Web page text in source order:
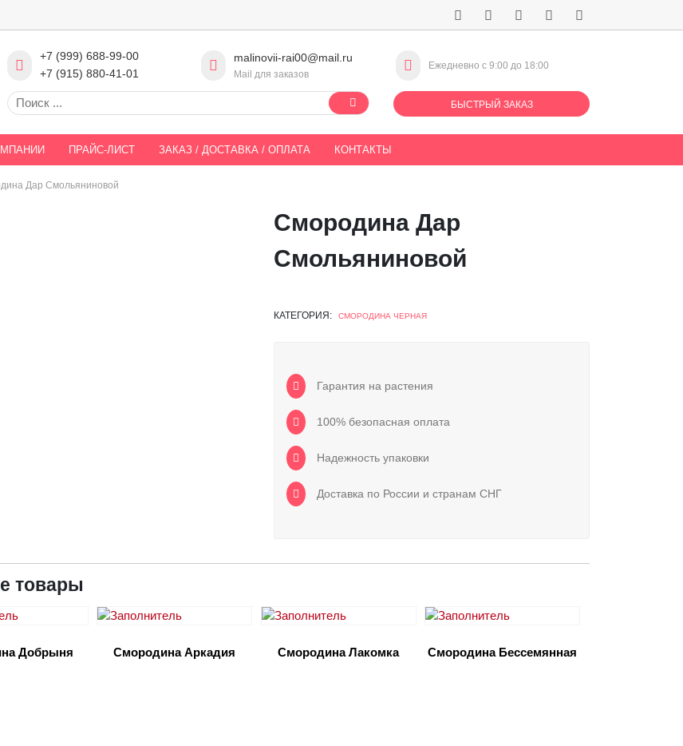
+7 (999) 688-99-00
+7 (915) 880-41-01
malinovii-rai00@mail.ru
Mail для заказов
Ежедневно с 9:00 до 18:00
БЫСТРЫЙ ЗАКАЗ
ПРАЙС-ЛИСТ ЗАКАЗ / ДОСТАВКА / ОПЛАТА КОНТАКТЫ
Дар Смольяниновой
Смородина Дар
Смольяниновой
КАТЕГОРИЯ: СМОРОДИНА ЧЕРНАЯ
Гарантия на растения
100% безопасная оплата
Надежность упаковки
Доставка по России и странам СНГ
товары
Добрыня Смородина Аркадия Смородина Лакомка Смородина Бессемянная